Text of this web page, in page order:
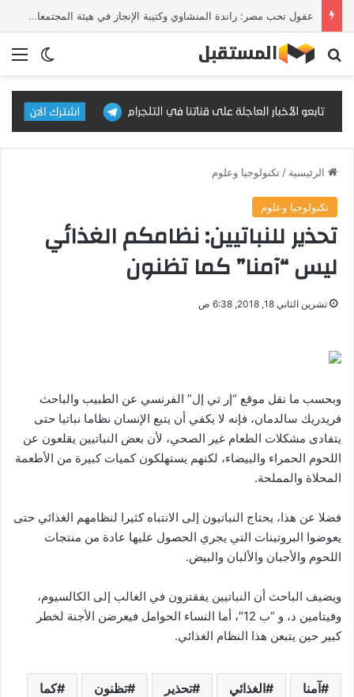
عقول تحب مصر: راندة المنشاوي وكتيبة الإنجاز في هيئة المجتمعات العمرانية
الوضع بحث عن
الرئيسية / تكنولوجيا وعلوم
تكنولوجيا وعلوم
تحذير للنباتيين: نظامكم الغذائي
ليس “آمنا” كما تظنون
تشرين الثاني 18, 2018, 6:38 ص
وبحسب ما نقل موقع “إر تي إل” الفرنسي عن الطبيب والباحث
فريدريك سالدمان، فإنه لا يكفي أن يتبع الإنسان نظاما نباتيا حتى
يتفادى مشكلات الطعام غير الصحي، لأن بعض النباتيين يقلعون عن
اللحوم الحمراء والبيضاء، لكنهم يستهلكون كميات كبيرة من الأطعمة
المحلاة والمملحة.
فضلا عن هذا، يحتاج النباتيون إلى الانتباه كثيرا لنظامهم الغذائي حتى
يعوضوا البروتينات التي يجري الحصول عليها عادة من منتجات
اللحوم والأجبان والألبان والبيض.
ويضيف الباحث أن النباتيين يفقترون في الغالب إلى الكالسيوم،
وفيتامين د، و “ب 12″، أما النساء الحوامل فيعرضن الأجنة لخطر
كبير حين يتبعن هذا النظام الغذائي.
آمنا الغذائي تحذير تظنون كما